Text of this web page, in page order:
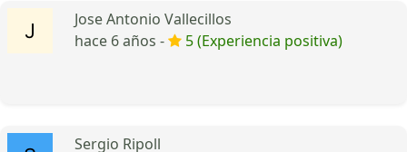
Jose Antonio Vallecillos
hace 6 años -
5 (Experiencia positiva)
Sergio Ripoll